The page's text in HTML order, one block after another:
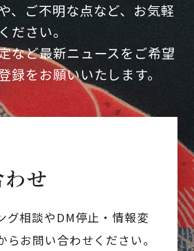
、ご不明な点など、お気軽
ださい。
など最新ニュースをご希望
録をお願いいたします。
せ
グ相談やDM停止・情報変
らお問い合わせください。